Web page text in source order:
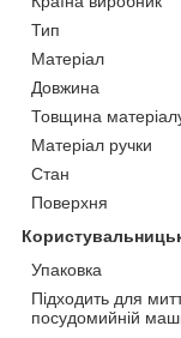
Тип
Матеріал
Довжина
Товщина
Матеріал ручки
Стан
Поверхня
Упаковка
Підходить для
посудомийній